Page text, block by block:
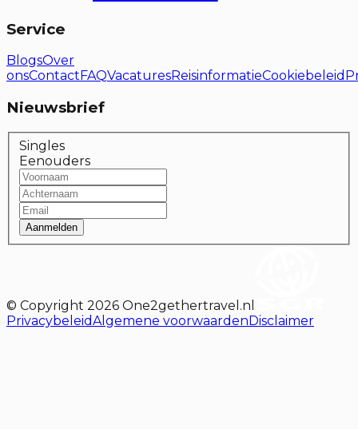
Service
BlogsOver
onsContact FAQVacaturesReisinformatieCookiebeleid
Nieuwsbrief
Singles
Eenouders
Aanmelden
© Copyright 2026 One2gethertravel.nl
PrivacybeleidAlgemene voorwaardenDisclaimer